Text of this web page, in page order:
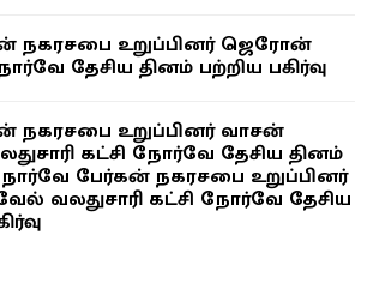
நகரசபை உறுப்பினர் ஜெரோன்
தேசிய தினம் பற்றிய பகிர்வு
நகரசபை உறுப்பினர் வாசன்
கட்சி நோர்வே தேசிய தினம்
நோர்வே பேர்கன் நகரசபை உறுப்பினர்
வலதுசாரி கட்சி நோர்வே தேசிய